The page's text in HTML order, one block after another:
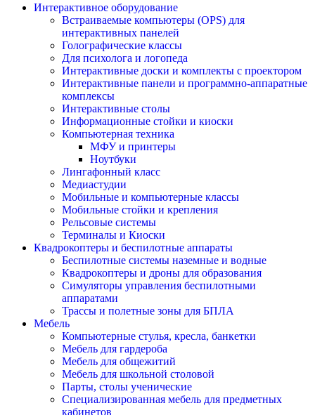
Интерактивное оборудование
Встраиваемые компьютеры (OPS) для
интерактивных панелей
Голографические классы
Для психолога и логопеда
Интерактивные доски и комплекты с проектором
Интерактивные панели и программно-аппаратные
комплексы
Интерактивные столы
Информационные стойки и киоски
Компьютерная техника
МФУ и принтеры
Ноутбуки
Лингафонный класс
Медиастудии
Мобильные и компьютерные классы
Мобильные стойки и крепления
Рельсовые системы
Терминалы и Киоски
Квадрокоптеры и беспилотные аппараты
Беспилотные системы наземные и водные
Квадрокоптеры и дроны для образования
Симуляторы управления беспилотными
аппаратами
Трассы и полетные зоны для БПЛА
Мебель
Компьютерные стулья, кресла, банкетки
Мебель для гардероба
Мебель для общежитий
Мебель для школьной столовой
Парты, столы ученические
Специализированная мебель для предметных
кабинетов